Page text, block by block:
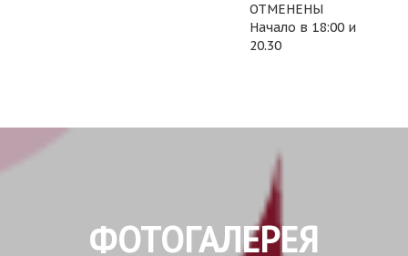
ОТМЕНЕНЫ
Начало в 18:00 и
20.30
ФОТОГАЛЕРЕЯ